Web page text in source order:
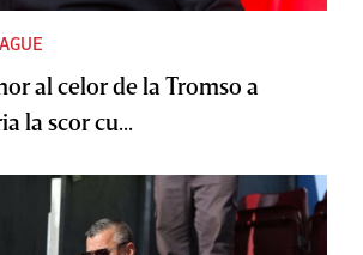
al celor de la Tromso a
la scor cu...